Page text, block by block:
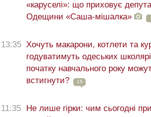
«каруселі»: що приховує
Одещини «Саша-мішалка»
13:35 Хочуть макарони, котлети та
годуватимуть одеських
початку навчального року
встигнути?
16
11:35
Не лише гірки: чим сьогодні